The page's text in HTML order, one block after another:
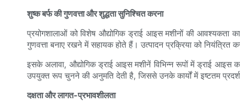
शुष्क बर्फ की गुणवत्ता और शुद्धता सुनिश्चित करना
प्रयोगशालाओं को विशेष औद्योगिक ड्राई आइस मशीनों की आवश्यकता
गुणवत्ता बनाए रखने में सहायक होते हैं। उत्पादन प्रक्रिया को
इसके अलावा, औद्योगिक ड्राई आइस मशीनें विभिन्न रूपों में ड्राई
उपयुक्त रूप चुनने की अनुमति देती है, जिससे उनके कार्यों में इष्टतम
दक्षता और लागत-प्रभावशीलता